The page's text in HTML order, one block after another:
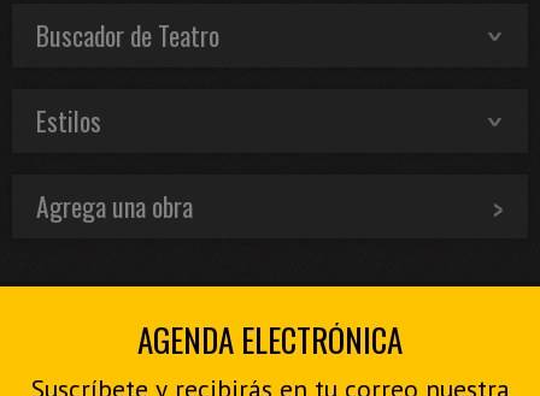
Buscador de Teatro
Estilos
Agrega una obra
AGENDA ELECTRÓNICA
Suscríbete y recibirás en tu correo nuestra